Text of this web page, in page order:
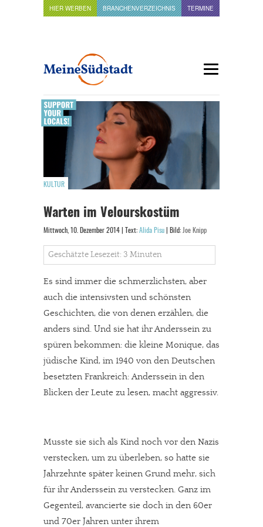
HIER WERBEN BRANCHENVERZEICHNIS TERMINE
KULTUR
Warten im Velourskostüm
Mittwoch, 10. Dezember 2014 | Text: Alida Pisu | Bild: Joe Knipp
Geschätzte Lesezeit: 3 Minuten
Es sind immer die schmerzlichsten, aber
auch die intensivsten und schönsten
Geschichten, die von denen erzählen, die
anders sind. Und sie hat ihr Anderssein zu
spüren bekommen: die kleine Monique, das
jüdische Kind, im 1940 von den Deutschen
besetzten Frankreich: Anderssein in den
Blicken der Leute zu lesen, macht aggressiv.
Musste sie sich als Kind noch vor den Nazis
verstecken, um zu überleben, so hatte sie
Jahrzehnte später keinen Grund mehr, sich
für ihr Anderssein zu verstecken. Ganz im
Gegenteil, avancierte sie doch in den 60er
und 70er Jahren unter ihrem